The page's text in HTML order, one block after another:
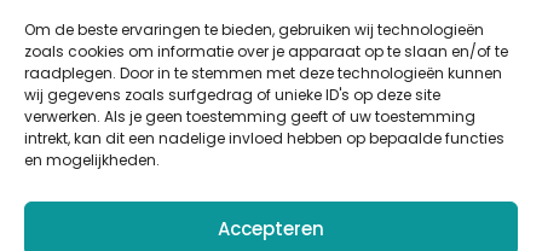
Om de beste ervaringen te bieden, gebruiken wij technologieën
zoals cookies om informatie over je apparaat op te slaan en/of te
raadplegen. Door in te stemmen met deze technologieën kunnen
wij gegevens zoals surfgedrag of unieke ID's op deze site
verwerken. Als je geen toestemming geeft of uw toestemming
intrekt, kan dit een nadelige invloed hebben op bepaalde functies
en mogelijkheden.
Accepteren
nlmtd x
Volg ons